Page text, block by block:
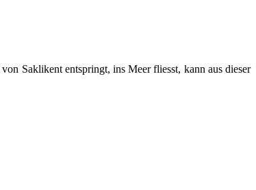
Saklikent entspringt, ins Meer fliesst, kann aus dieser